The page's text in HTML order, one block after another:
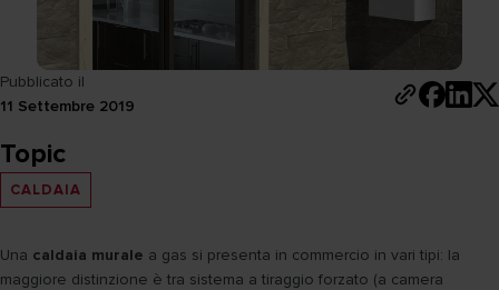
Pubblicato il
11 Settembre 2019
Topic
CALDAIA
Una caldaia murale a gas si presenta in commercio in vari tipi: la
maggiore distinzione è tra sistema a tiraggio forzato (a camera